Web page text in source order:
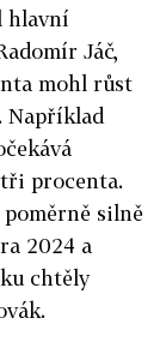
hlavní
Jáč,
mohl růst
Například
procenta.
silně
2024 a
chtěly